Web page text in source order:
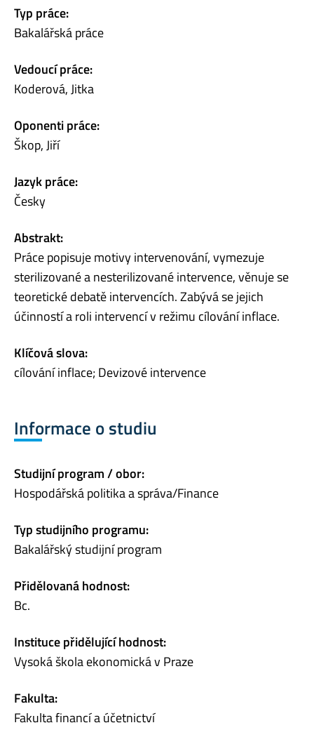
Typ práce:
Bakalářská práce
Vedoucí práce:
Koderová, Jitka
Oponenti práce:
Škop, Jiří
Jazyk práce:
Česky
Abstrakt:
Práce popisuje motivy intervenování, vymezuje
sterilizované a nesterilizované intervence, věnuje se
teoretické debatě intervencích. Zabývá se jejich
účinností a roli intervencí v režimu cílování inflace.
Klíčová slova:
cílování inflace; Devizové intervence
Informace o studiu
Studijní program / obor:
Hospodářská politika a správa/Finance
Typ studijního programu:
Bakalářský studijní program
Přidělovaná hodnost:
Bc.
Instituce přidělující hodnost:
Vysoká škola ekonomická v Praze
Fakulta:
Fakulta financí a účetnictví